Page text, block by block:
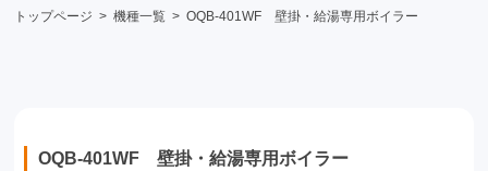
トップページ > 機種一覧 > OQB-401WF 壁掛・給湯専用ボイラー
OQB-401WF 壁掛・給湯専用ボイラー